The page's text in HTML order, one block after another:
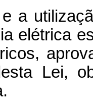
e a
elétrica
Lei,